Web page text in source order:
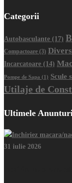
Categorii
Autobasculante (17)
Compactoare (3)
Incarcatoare (14)
Pompe de Sapa (1) Scule
Utilaje de
Ultimele
31 iulie 2026